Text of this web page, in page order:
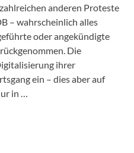
anderen Proteste
– wahrscheinlich alles
oder angekündigte
Die
ihrer
ein – dies aber auf
in …